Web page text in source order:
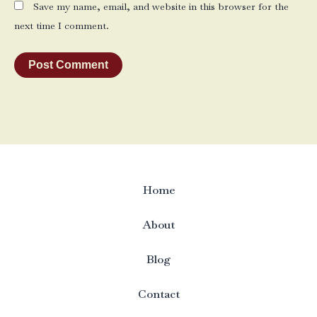
Save my name, email, and website in this browser for the
next time I comment.
Home
About
Blog
Contact